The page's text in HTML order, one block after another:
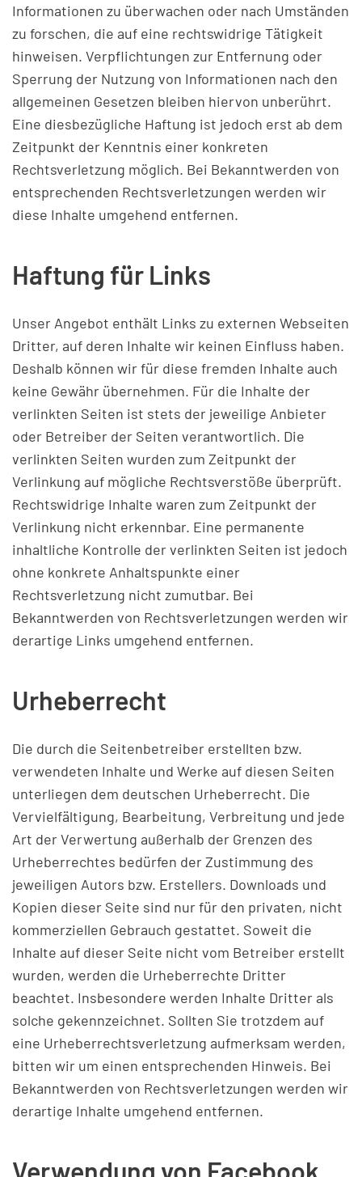
Informationen zu überwachen oder nach Umständen
zu forschen, die auf eine rechtswidrige Tätigkeit
hinweisen. Verpflichtungen zur Entfernung oder
Sperrung der Nutzung von Informationen nach den
allgemeinen Gesetzen bleiben hiervon unberührt.
Eine diesbezügliche Haftung ist jedoch erst ab dem
Zeitpunkt der Kenntnis einer konkreten
Rechtsverletzung möglich. Bei Bekanntwerden von
entsprechenden Rechtsverletzungen werden wir
diese Inhalte umgehend entfernen.
Haftung für Links
Unser Angebot enthält Links zu externen Webseiten
Dritter, auf deren Inhalte wir keinen Einfluss haben.
Deshalb können wir für diese fremden Inhalte auch
keine Gewähr übernehmen. Für die Inhalte der
verlinkten Seiten ist stets der jeweilige Anbieter
oder Betreiber der Seiten verantwortlich. Die
verlinkten Seiten wurden zum Zeitpunkt der
Verlinkung auf mögliche Rechtsverstöße überprüft.
Rechtswidrige Inhalte waren zum Zeitpunkt der
Verlinkung nicht erkennbar. Eine permanente
inhaltliche Kontrolle der verlinkten Seiten ist jedoch
ohne konkrete Anhaltspunkte einer
Rechtsverletzung nicht zumutbar. Bei
Bekanntwerden von Rechtsverletzungen werden wir
derartige Links umgehend entfernen.
Urheberrecht
Die durch die Seitenbetreiber erstellten bzw.
verwendeten Inhalte und Werke auf diesen Seiten
unterliegen dem deutschen Urheberrecht. Die
Vervielfältigung, Bearbeitung, Verbreitung und jede
Art der Verwertung außerhalb der Grenzen des
Urheberrechtes bedürfen der Zustimmung des
jeweiligen Autors bzw. Erstellers. Downloads und
Kopien dieser Seite sind nur für den privaten, nicht
kommerziellen Gebrauch gestattet. Soweit die
Inhalte auf dieser Seite nicht vom Betreiber erstellt
wurden, werden die Urheberrechte Dritter
beachtet. Insbesondere werden Inhalte Dritter als
solche gekennzeichnet. Sollten Sie trotzdem auf
eine Urheberrechtsverletzung aufmerksam werden,
bitten wir um einen entsprechenden Hinweis. Bei
Bekanntwerden von Rechtsverletzungen werden wir
derartige Inhalte umgehend entfernen.
Verwendung von Facebook